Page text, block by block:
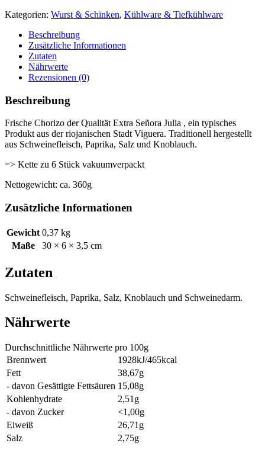
Kategorien: Wurst & Schinken, Kühlware & Tiefkühlware
Beschreibung
Zusätzliche Informationen
Zutaten
Nährwerte
Rezensionen (0)
Beschreibung
Frische Chorizo ​​​​der Qualität Extra Señora Julia , ein typisches
Produkt aus der riojanischen Stadt Viguera. Traditionell hergestellt
aus Schweinefleisch, Paprika, Salz und Knoblauch.
=> Kette zu 6 Stück vakuumverpackt
Nettogewicht: ca. 360g
Zusätzliche Informationen
Gewicht 0,37 kg
Maße
30 × 6 × 3,5 cm
Zutaten
Schweinefleisch, Paprika, Salz, Knoblauch und Schweinedarm.
Nährwerte
Durchschnittliche Nährwerte pro 100g
Brennwert
1928kJ/465kcal
Fett
38,67g
- davon Gesättigte Fettsäuren 15,08g
Kohlenhydrate
2,51g
- davon Zucker
<1,00g
Eiweiß
26,71g
Salz
2,75g